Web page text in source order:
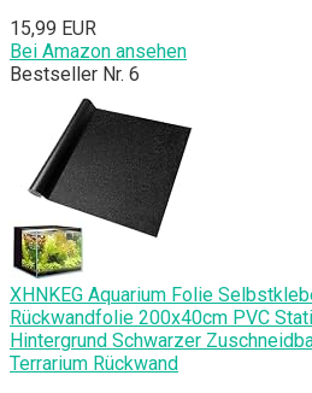
15,99 EUR
Bei Amazon ansehen
Bestseller Nr. 6
XHNKEG Aquarium Folie
Rückwandfolie 200x40cm PVC
Hintergrund Schwarzer
Terrarium Rückwand